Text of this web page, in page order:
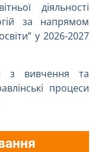
діяльності
за напрямом
у 2026-2027
з вивчення та
процеси